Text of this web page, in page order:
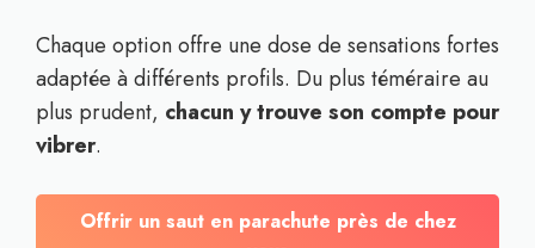
Chaque option offre une dose de sensations fortes
adaptée à différents profils. Du plus téméraire au
plus prudent, chacun y trouve son compte pour
vibrer.
Offrir un saut en parachute près de chez